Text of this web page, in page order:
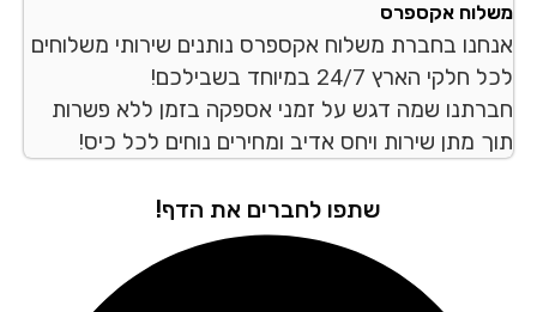
אקספרס
בחברת משלוח אקספרס נותנים שירותי משלוחים
הארץ 24/7 במיוחד בשבילכם!
שמה דגש על זמני אספקה בזמן ללא פשרות
מתן שירות ויחס אדיב ומחירים נוחים לכל כיס!
שתפו לחברים את הדף!